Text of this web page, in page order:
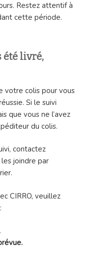
Restez attentif à
cette période.
été livré,
votre colis pour vous
Si le suivi
que vous ne l’avez
du colis.
contactez
joindre par
CIRRO, veuillez
.